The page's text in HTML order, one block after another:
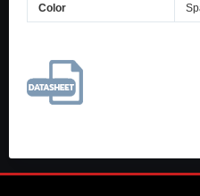
Color